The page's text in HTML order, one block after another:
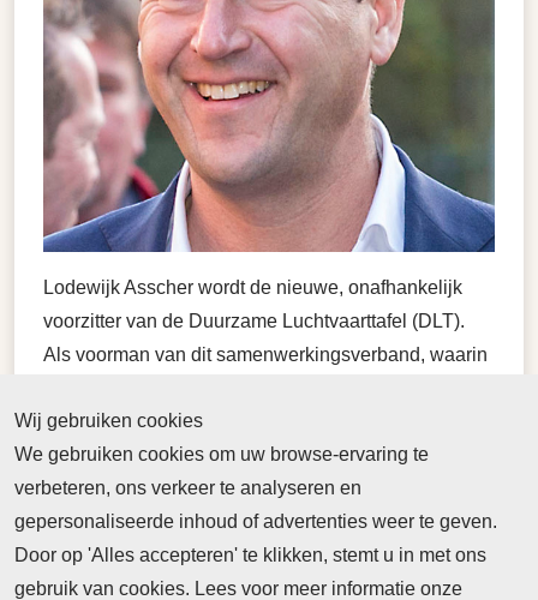
Lodewijk Asscher wordt de nieuwe, onafhankelijk
voorzitter van de Duurzame Luchtvaarttafel (DLT).
Als voorman van dit samenwerkingsverband, waarin
kennisinstellingen en brandstofproducenten en de
maakindustrie zijn verenigd, gaat hij de komende
jaren de verduurzaming van de luchtvaartsector
aanjagen.
Wij gebruiken cookies
We gebruiken cookies om uw browse-ervaring te
verbeteren, ons verkeer te analyseren en
gepersonaliseerde inhoud of advertenties weer te geven.
Door op 'Alles accepteren' te klikken, stemt u in met ons
gebruik van cookies. Lees voor meer informatie onze